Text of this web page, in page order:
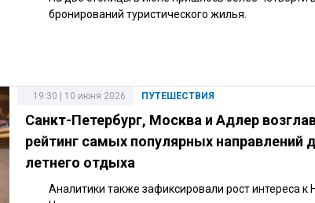
бронирований туристического жилья.
ПУТЕШЕСТВИЯ
19:30 | 10 июня 2026
Санкт-Петербург, Москва и Адлер
рейтинг самых популярных направлений
летнего отдыха
Аналитики также зафиксировали рост интереса к